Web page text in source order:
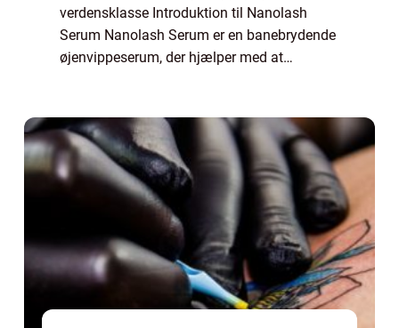
verdensklasse Introduktion til Nanolash
Serum Nanolash Serum er en banebrydende
øjenvippeserum, der hjælper med at
produkt er blevet...